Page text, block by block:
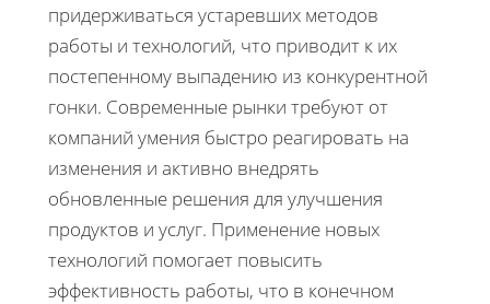
придерживаться устаревших методов
работы и технологий, что приводит к их
постепенному выпадению из конкурентной
гонки. Современные рынки требуют от
компаний умения быстро реагировать на
изменения и активно внедрять
обновленные решения для улучшения
продуктов и услуг. Применение новых
технологий помогает повысить
эффективность работы, что в конечном